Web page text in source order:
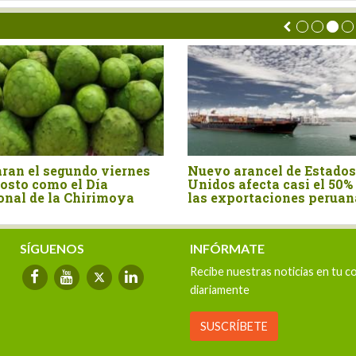
arancel de Estados
afecta casi el 50% de
exportaciones peruanas
Perú importó canela
por US$ 15.4 millones
primer semestre del
SÍGUENOS INFÓRMATE
Recibe nuestras noticias en tu
diariamente
SUSCRÍBETE